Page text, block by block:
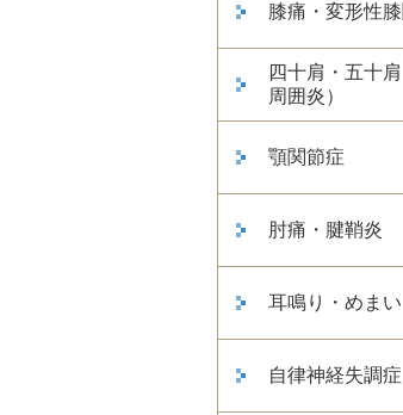
膝痛・変形性
四十肩・五十
周囲炎）
顎関節症
肘痛・腱鞘炎
耳鳴り・めまい
自律神経失調症